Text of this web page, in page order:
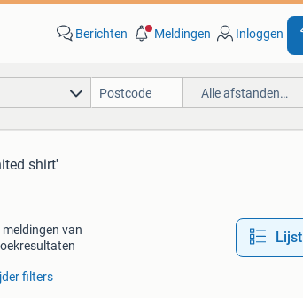
Berichten Meldingen Inloggen
Alle afstanden…
shirt'
van
Lijst
filters